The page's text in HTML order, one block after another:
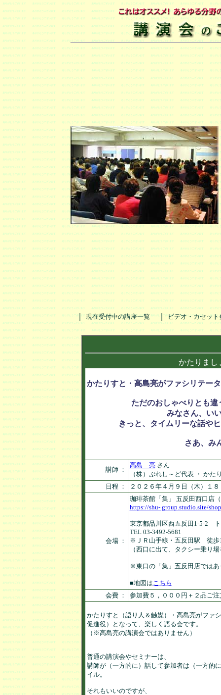
｜現在受付中の講座一覧 ｜ビデオ・カセッ
かたりまし
かたりすと・高島亮がファシリテー
ただのおしゃべりとも
みなさん、い
きっと、タイムリーな話や
さあ、み
講師 ：
高島 亮さん
（株）ぷれし～ど代表 ・ かた
日程 ：
２０２６年４月９日（木）１
会場 ：
珈琲茶館「集」 五反田西口店
https://shu- group.studio.site/
東京都品川区西五反田1-5-2
TEL 03-3492-5681
※ＪＲ山手線・五反田駅 徒歩
（西口に出て、タクシー乗り
※東口の「集」五反田店では
■地図はこちら
会費 ：
参加費５，０００円＋２品ご
かたりすと（語り人＆触媒）・高島亮がファ
促進役）となって、楽しく語る会です。
（※高島亮の講演会ではありません）
普通の講演会やセミナーは、
講師が（一方的に）話して参加者は（一方的
イル。
それもいいのですが、